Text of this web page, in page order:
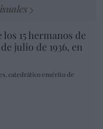
15 hermanos de
julio de 1936, en
catedrático emérito de